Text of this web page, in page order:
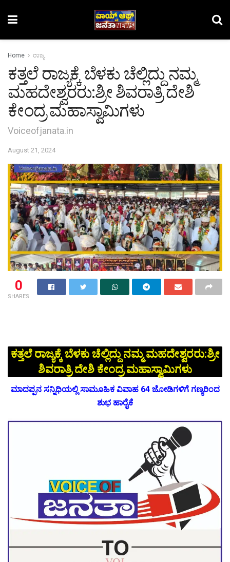
Home ರಾಜ್ಯ
ಕತ್ತಲೆ ರಾಜ್ಯಕ್ಕೆ ಬೆಳಕು ಚೆಲ್ಲಿದ್ದು ನಮ್ಮ
ಮಹದೇಶ್ವರರು:ಶ್ರೀ ಶಿವರಾತ್ರಿ ದೇಶಿ
ಕೇಂದ್ರ ಮಹಾಸ್ವಾಮಿಗಳು
Voiceofjanata.in
August 21, 2024
0
SHARES
ಕತ್ತಲೆ ರಾಜ್ಯಕ್ಕೆ ಬೆಳಕು ಚೆಲ್ಲಿದ್ದು ನಮ್ಮ ಮಹದೇಶ್ವರರು:ಶ್ರೀ
ಶಿವರಾತ್ರಿ ದೇಶಿ ಕೇಂದ್ರ ಮಹಾಸ್ವಾಮಿಗಳು
ಮಾದಪ್ಪನ ಸನ್ನಿಧಿಯಲ್ಲಿ ಸಾಮೂಹಿಕ ವಿವಾಹ 64 ಜೋಡಿಗಳಿಗೆ ಗಣ್ಯರಿಂದ
ಶುಭ ಹಾರೈಕೆ